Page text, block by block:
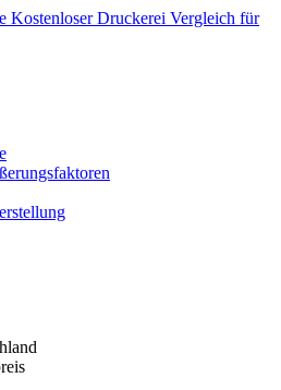
Kostenloser Druckerei Vergleich für